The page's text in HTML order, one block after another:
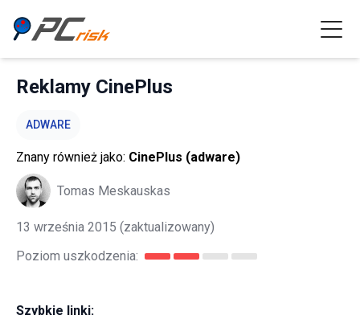
Reklamy CinePlus
ADWARE
Znany również jako: CinePlus (adware)
Tomas Meskauskas
13 września 2015 (zaktualizowany)
Poziom uszkodzenia:
Szybkie linki: